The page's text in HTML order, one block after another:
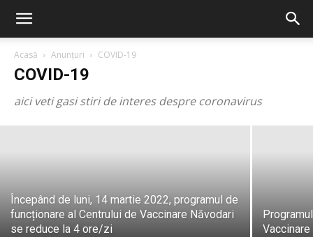
Acasă Anunțuri COVID-19
COVID-19
aici veti gasi stiri de interes despre coronavirus
încetat activitatea din această
săptămână
PrimariaNavodari - 19 mai, 2022
Începând de luni, 14 martie 2022, programul de
funcționare al Centrului de Vaccinare Năvodari
se reduce la 4 ore/zi